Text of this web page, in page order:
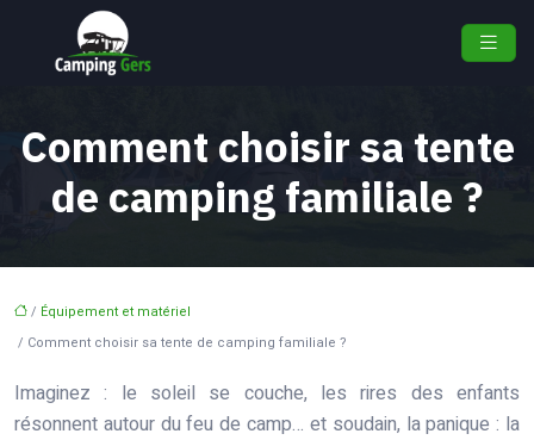
Comment choisir sa tente
de camping familiale ?
/ Équipement et matériel
/ Comment choisir sa tente de camping familiale ?
Imaginez : le soleil se couche, les rires des enfants
résonnent autour du feu de camp… et soudain, la panique : la